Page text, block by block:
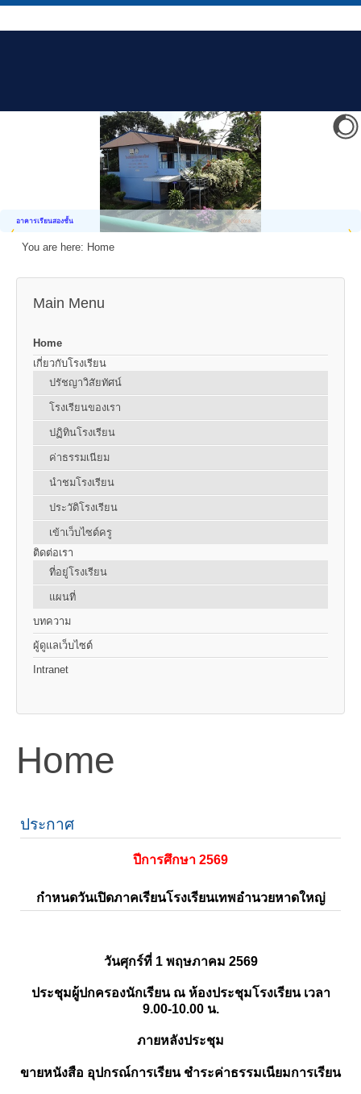
อาคารเรียนสองชั้น
You are here: Home
Main Menu
Home
เกี่ยวกับโรงเรียน
ปรัชญาวิสัยทัศน์
โรงเรียนของเรา
ปฏิทินโรงเรียน
ค่าธรรมเนียม
นำชมโรงเรียน
ประวัติโรงเรียน
เข้าเว็บไซต์ครู
ติดต่อเรา
ที่อยู่โรงเรียน
แผนที่
บทความ
ผู้ดูแลเว็บไซต์
Intranet
Home
ประกาศ
ปีการศึกษา 2569
กำหนดวันเปิดภาคเรียนโรงเรียนเทพอำนวยหาดใหญ่
วันศุกร์ที่ 1 พฤษภาคม 2569
ประชุมผู้ปกครองนักเรียน ณ ห้องประชุมโรงเรียน เวลา
9.00-10.00 น.
ภายหลังประชุม
ขายหนังสือ อุปกรณ์การเรียน ชำระค่าธรรมเนียมการเรียน